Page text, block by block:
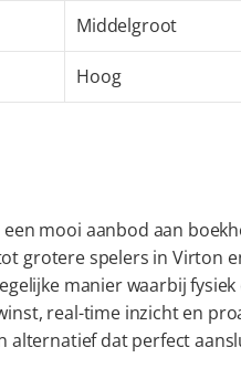
Middelgroot
Hoog
mooi aanbod aan
grotere spelers in Virton
manier waarbij
real-time inzicht en
alternatief dat perfect